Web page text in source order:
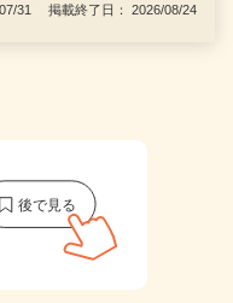
31 掲載終了日： 2026/08/24